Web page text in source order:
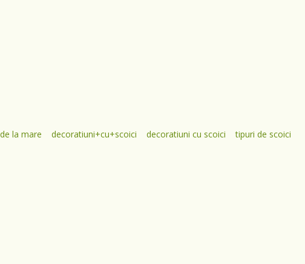
la mare decoratiuni+cu+scoici decoratiuni cu scoici
tipuri de scoici